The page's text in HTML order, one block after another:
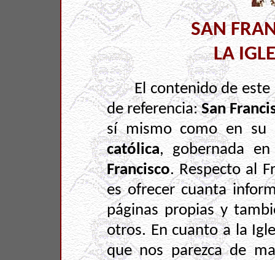
SAN
LA
El contenido de
de referencia:San
sí mismo como en
católica, gobernada
Francisco. Respecto al
es ofrecer cuanta
páginas propias y
otros. En cuanto a la
que nos parezca de